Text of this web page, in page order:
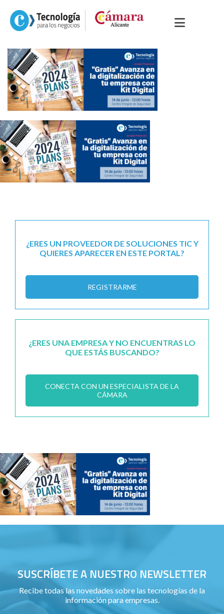
¿ERES UN PROVEEDOR DE SOLUCIONES TIC Y
QUIERES APARECER EN ESTE PORTAL?
REGISTRARME
¿ERES UNA EMPRESA Y NO ENCUENTRAS LO
QUE ESTÁS BUSCANDO?
CONECTA CON UN ESPECIALISTA DE LA
CÁMARA
SUSCRÍBETE A NUESTRO NEWSLETTER
Recibe todas las novedades sobre las tecnologías de la
información para empresas.